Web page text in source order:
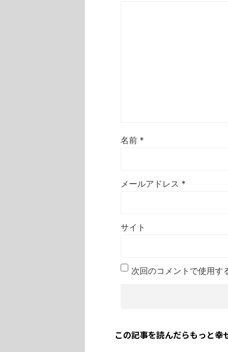
名前 *
メールアドレス *
サイト
次回のコメントで使用す
この記事を読んだらもっと幸